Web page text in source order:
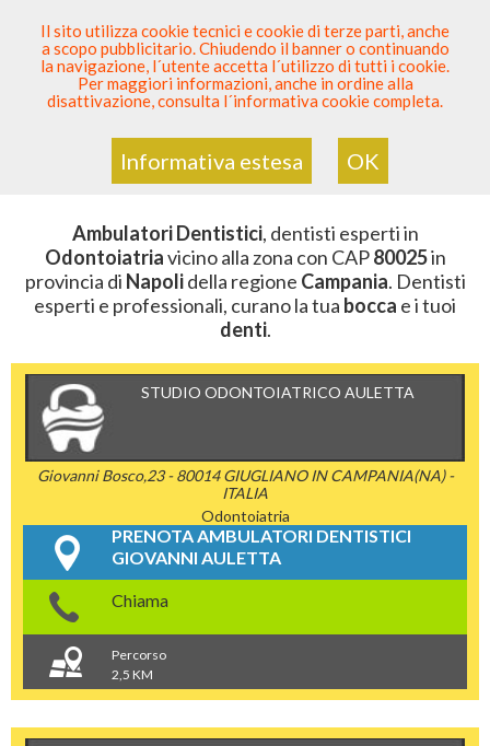
SEI DENTISTA? PARTECIPA
Sei QuiElenco Dentista Sicuro > Odontoiatria>
Ambulatori Dentistici>Campania>Napoli>CAP 80025
ZONA CON CAP 80025
Ambulatori Dentistici, dentisti esperti in
Odontoiatriavicino alla zona con CAP80025in
provincia di Napolidella regione Campania. Dentisti
esperti e professionali, curano la tua bocca e i tuoi
denti.
STUDIO ODONTOIATRICO AULETTA
Giovanni Bosco,23 - 80014 GIUGLIANO IN CAMPANIA(NA) -
ITALIA
Odontoiatria
PRENOTA AMBULATORI DENTISTICI
GIOVANNI AULETTA
Chiama
Percorso
2,5 KM
Il sito utilizza cookie tecnici e cookie di terze parti, anche
a scopo pubblicitario. Chiudendo il banner o continuando
la navigazione, l´utente accetta l´utilizzo di tutti i cookie.
Per maggiori informazioni, anche in ordine alla
disattivazione, consulta l´informativa cookie completa.
Informativa estesa OK